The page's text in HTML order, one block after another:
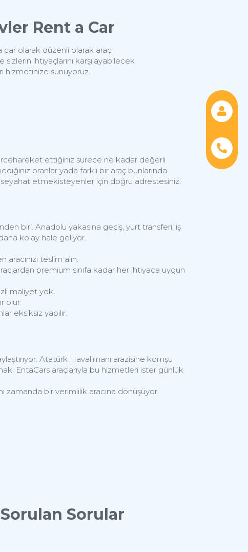
Rent a Car
car olarak düzenli olarak araç
ihtiyaçlarını karşılayabilecek
hizmetinize sunuyoruz.
hareket ettiğiniz sürece ne kadar değerli
oranlar yada farklı bir araç bunlarında
seyahat etmekisteyenler için doğru adrestesiniz.
biri. Anadolu yakasına geçiş, yurt transferi, iş
kolay hale geliyor.
teslim alın.
premium sınıfa kadar her ihtiyaca uygun
maliyet yok.
olur.
eksiksiz yapılır.
Atatürk Havalimanı arazisine komşu
EntaCars araçlarıyla bu hizmetleri ister günlük
zamanda bir verimlilik aracına dönüşüyor.
Sorular